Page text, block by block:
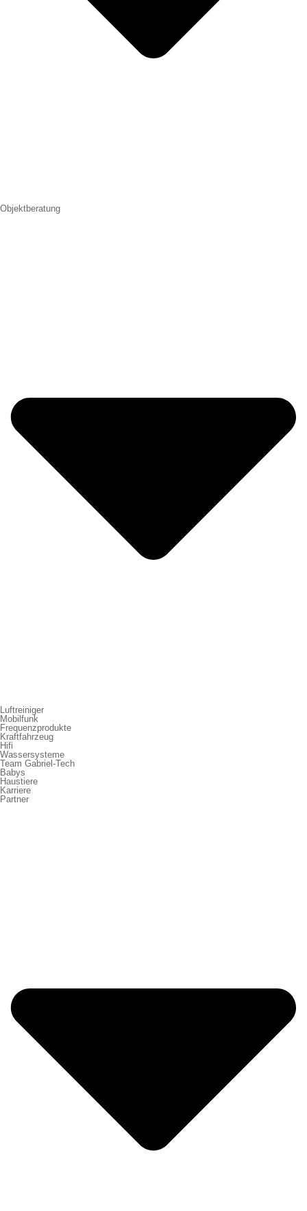
Objektberatung
Luftreiniger
Mobilfunk
Frequenzprodukte
Kraftfahrzeug
Hifi
Wassersysteme
Team Gabriel-Tech
Babys
Haustiere
Karriere
Partner